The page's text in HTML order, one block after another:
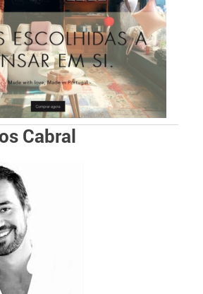
Cabral